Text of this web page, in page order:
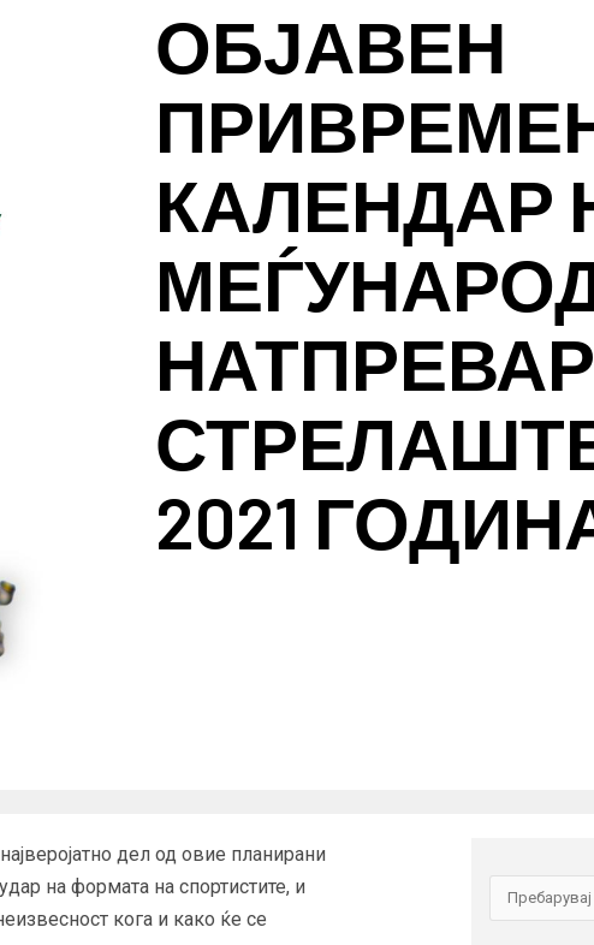
ОБЈАВЕН
КАЛЕНДАР
2021
дел од овие планирани
на формата на спортистите, и
кога и како ќе се